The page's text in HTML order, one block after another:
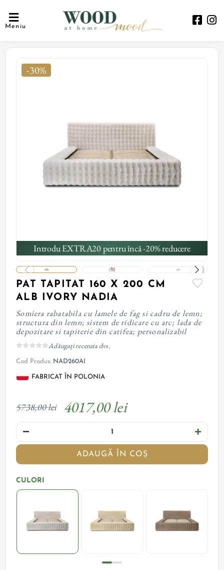
Meniu
-30%
Introdu EXTRA20 pentru încă -20% reducere
PAT TAPITAT 160 X 200 CM
ALB IVORY NADIA
Somiera rabatabila cu lamele de fag si cadru de lemn;
structura din lemn; sistem de ridicare cu arc; lada de
depozitare si tapiterie din catifea; personalizabil
Adăugați recenzia dvs.
Cod Produs: NAD260AI
FABRICAT ÎN POLONIA
5738,00 lei 4017,00 lei
ADAUGĂ ÎN COȘ
CULORI